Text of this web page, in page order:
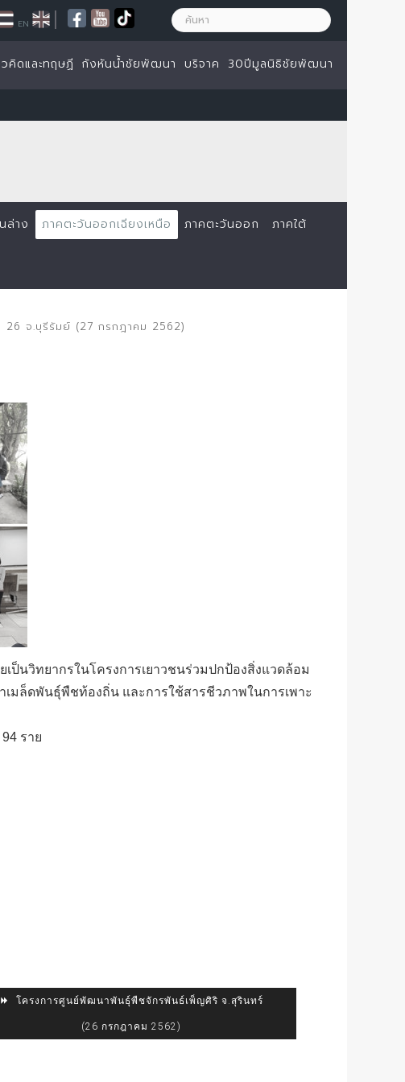
คิดและทฤษฏี กังหันน้ำชัยพัฒนา บริจาค 30ปีมูลนิธิชัยพัฒนา
EN |
ล่าง ภาคตะวันออกเฉียงเหนือ ภาคตะวันออก ภาคใต้
จ.บุรีรัมย์ (27 กรกฎาคม 2562)
ป็นวิทยากรในโครงการเยาวชนร่วมปกป้องสิ่งแวดล้อม
มล็ดพันธุ์พืชท้องถิ่น และการใช้สารชีวภาพในการเพาะ
ราย
โครงการศูนย์พัฒนาพันธุ์พืชจักรพันธ์เพ็ญศิริ จ.สุรินทร์
(26 กรกฎาคม 2562)